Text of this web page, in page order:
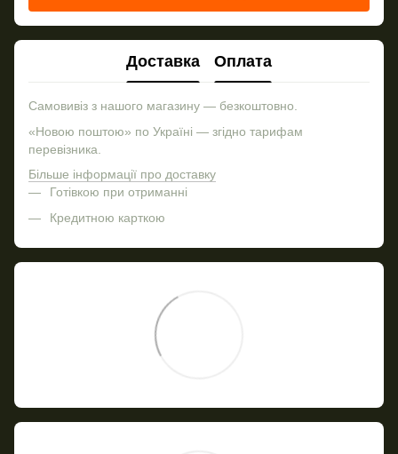
Доставка Оплата
Самовивіз з нашого магазину — безкоштовно.
«Новою поштою» по Україні — згідно тарифам
перевізника.
Більше інформації про доставку
Готівкою при отриманні
Кредитною карткою